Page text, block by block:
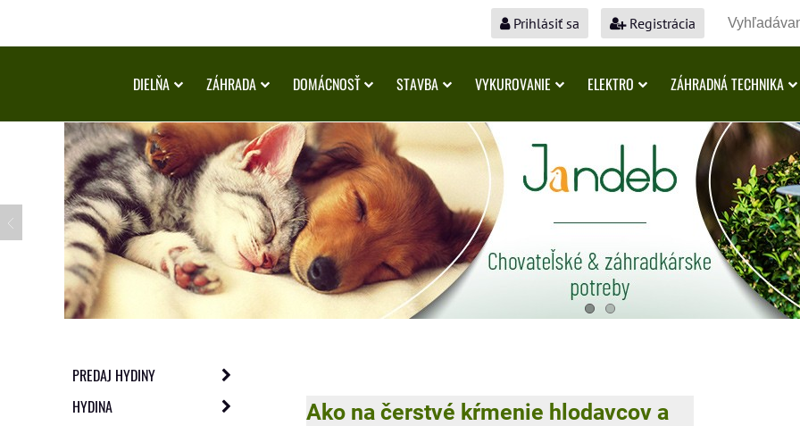
Prihlásiť sa Registrácia
DIELŇA ZÁHRADA DOMÁCNOSŤ STAVBA VYKUROVANIE ELEKTRO ZÁHRADNÁ TECHNIKA
Ako na čerstvé kŕmenie hlodavcov a
PREDAJ HYDINY
HYDINA